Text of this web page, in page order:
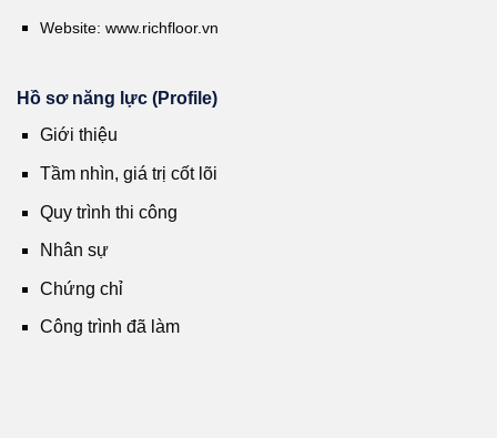
Website: www.richfloor.vn
Hồ sơ năng lực (Profile)
Giới thiệu
Tầm nhìn, giá trị cốt lõi
Quy trình thi công
Nhân sự
Chứng chỉ
Công trình đã làm